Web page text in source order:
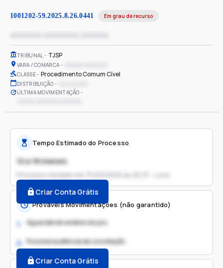
1001202-59.2025.8.26.0441 Em grau de recurso
TRIBUNAL TJSP
VARA / COMARCA
CLASSE Procedimento Comum Cível
DISTRIBUIÇÃO
ÚLTIMA MOVIMENTAÇÃO
Tempo Estimado do Processo
12 a 18 meses
Processo iniciado em 31/03/2025 às 20:31 - Livre
Criar Conta Grátis
Prováveis Movimentações (não garantido)
1. Aguardando análise do juiz
2. Possível audiência de conciliação
Criar Conta Grátis